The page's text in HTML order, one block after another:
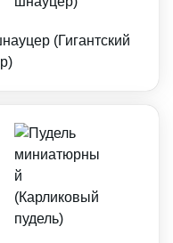
(Гигантский